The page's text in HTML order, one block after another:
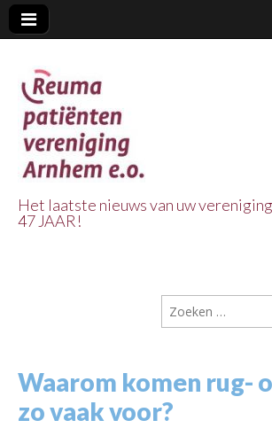
Vereniging
Arnhem e.o.
Het laatste nieuws van uw
47 JAAR!
Zoeken
naar:
Waarom komen rug-
zo vaak voor?